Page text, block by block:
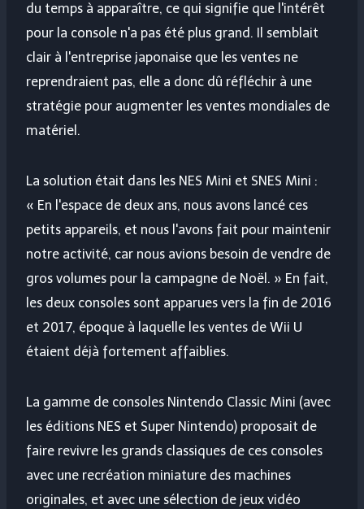
du temps à apparaître, ce qui signifie que l'intérêt
pour la console n'a pas été plus grand. Il semblait
clair à l'entreprise japonaise que les ventes ne
reprendraient pas, elle a donc dû réfléchir à une
stratégie pour augmenter les ventes mondiales de
matériel.
La solution était dans les NES Mini et SNES Mini :
« En l'espace de deux ans, nous avons lancé ces
petits appareils, et nous l'avons fait pour maintenir
notre activité, car nous avions besoin de vendre de
gros volumes pour la campagne de Noël. » En fait,
les deux consoles sont apparues vers la fin de 2016
et 2017, époque à laquelle les ventes de Wii U
étaient déjà fortement affaiblies.
La gamme de consoles Nintendo Classic Mini (avec
les éditions NES et Super Nintendo) proposait de
faire revivre les grands classiques de ces consoles
avec une recréation miniature des machines
originales, et avec une sélection de jeux vidéo